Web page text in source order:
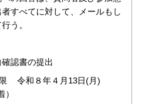
すべてに対して、メールもし
う。
確認書の提出
和８年４月13日(月)